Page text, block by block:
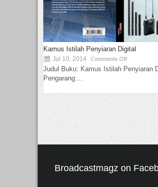
Kamus Istilah Penyiaran Digital
Jul 10, 2014 Comments Off
Judul Buku: Kamus Istilah Penyiaran
Pengarang:...
Broadcastmagz on